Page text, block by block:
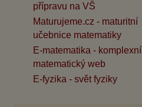
přípravu na VŠ
Maturujeme.cz - maturitní
učebnice matematiky
E-matematika - komplexní
matematický web
E-fyzika - svět fyziky